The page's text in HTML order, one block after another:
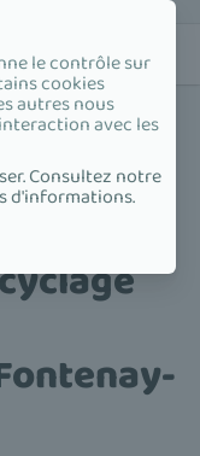
/
le contrôle sur
cookies
autres nous
avec les
Consultez notre
d'informations.